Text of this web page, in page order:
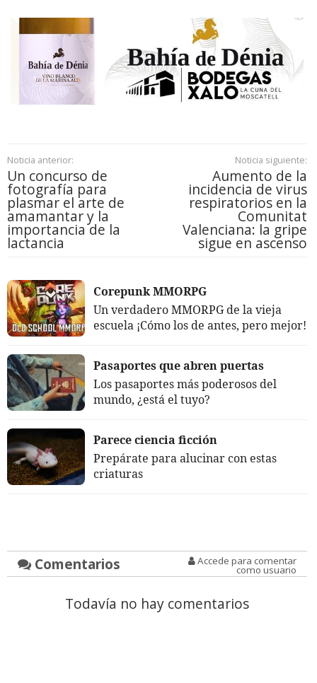
Noticia anterior:
Un concurso de
fotografía para
plasmar el arte de
amamantar y la
importancia de la
lactancia
Noticia siguiente:
Aumento de la
incidencia de virus
respiratorios en la
Comunitat
Valenciana: la gripe
sigue en ascenso
Corepunk MMORPG
Un verdadero MMORPG de la vieja
escuela ¡Cómo los de antes, pero mejor!
Pasaportes que abren puertas
Los pasaportes más poderosos del
mundo, ¿está el tuyo?
Parece ciencia ficción
Prepárate para alucinar con estas
criaturas
Comentarios Accede para comentar
como usuario
Todavía no hay comentarios